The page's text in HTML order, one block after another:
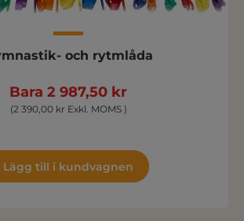
och rytmlåda
Bara 2 987,50 kr
(2 390,00 kr Exkl. MOMS )
Lägg till i kundvagnen